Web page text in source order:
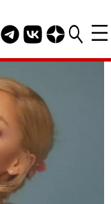
Telegram канал
Группа HELLO
Канал